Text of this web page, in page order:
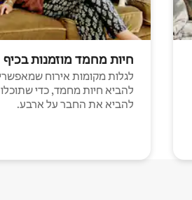
חיות מחמד מוזמנות בכיף
לגלות מקומות אירוח
להביא חיות מחמד, כדי שתוכלו
להביא את החבר על ארבע.